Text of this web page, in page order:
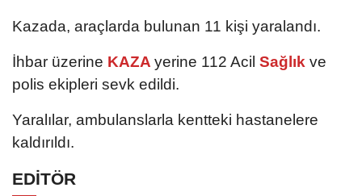
Kazada, araçlarda bulunan 11 kişi yaralandı.
İhbar üzerine KAZA yerine 112 Acil Sağlık ve
polis ekipleri sevk edildi.
Yaralılar, ambulanslarla kentteki hastanelere
kaldırıldı.
EDİTÖR